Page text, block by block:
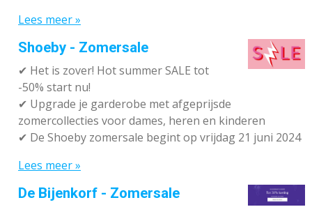
Lees meer »
Shoeby - Zomersale
✔ Het is zover! Hot summer SALE tot
-50% start nu!
✔ Upgrade je garderobe met afgeprijsde
zomercollecties voor dames, heren en kinderen
✔ De Shoeby zomersale begint op vrijdag 21 juni 2024
Lees meer »
De Bijenkorf - Zomersale